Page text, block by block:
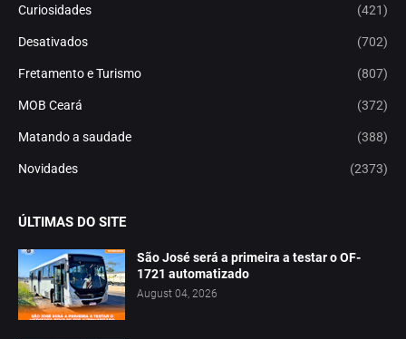
Curiosidades (421)
Desativados (702)
Fretamento e Turismo (807)
MOB Ceará (372)
Matando a saudade (388)
Novidades (2373)
ÚLTIMAS DO SITE
São José será a primeira a testar o OF-
1721 automatizado
August 04, 2026